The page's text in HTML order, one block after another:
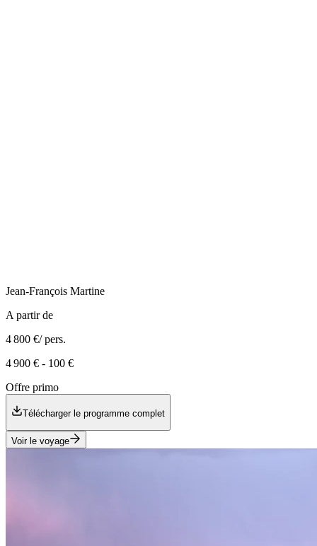
Jean-François Martine
A partir de
4 800 €/ pers.
4 900 € - 100 €
Offre primo
Télécharger le programme complet
Voir le voyage